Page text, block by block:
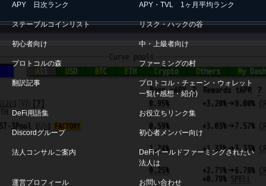
APY 日次ランク APY・TVL 1ヶ月平均ランク
ステーブルコインリスト リスク・ハックの谷
初心者向け 中・上級者向け
プロトコルの森 ファーミングの村
翻訳記事
プロトコル・チェーン・ウォレット
一覧(+感想・紹介)
DeFi用語集 お役立ちリンク集
Discordグループ 初心者メンバー向け
法人コンサルご案内
DeFiイールドファーミングされたい
法人は
運営プロフィール お問い合わせ